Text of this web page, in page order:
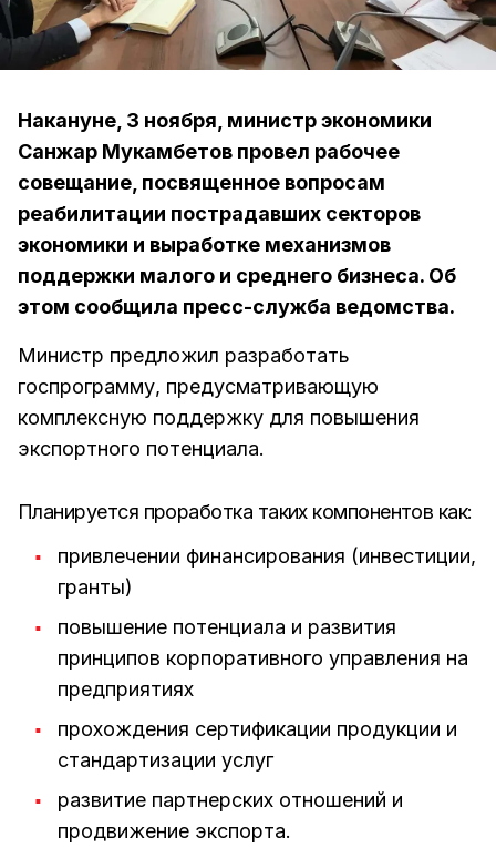
Накануне, 3 ноября, министр экономики
Санжар Мукамбетов провел рабочее
совещание, посвященное вопросам
реабилитации пострадавших секторов
экономики и выработке механизмов
поддержки малого и среднего бизнеса. Об
этом сообщила пресс-служба ведомства.
Министр предложил разработать
госпрограмму, предусматривающую
комплексную поддержку для повышения
экспортного потенциала.
Планируется проработка таких компонентов как:
привлечении финансирования (инвестиции,
гранты)
повышение потенциала и развития
принципов корпоративного управления на
предприятиях
прохождения сертификации продукции и
стандартизации услуг
развитие партнерских отношений и
продвижение экспорта.